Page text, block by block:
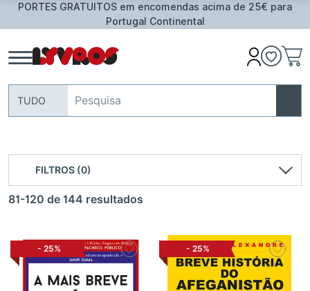
PORTES GRATUITOS em encomendas acima de 25€ para
Portugal Continental
TUDO
FILTROS (0)
81-120 de 144 resultados
- 25% - 25%